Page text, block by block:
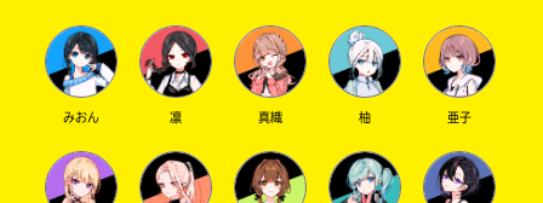
みおん 凛 真織 柚 亜子